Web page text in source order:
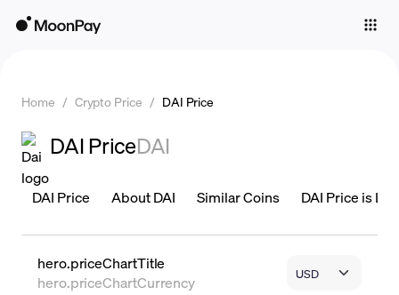
Trade
Crypto Prices
Home / Crypto Price / DAI Price
DAI PriceDAI
DAI Price About DAI Similar Coins DAI Price is
hero.priceChartTitle
hero.priceChartCurrency